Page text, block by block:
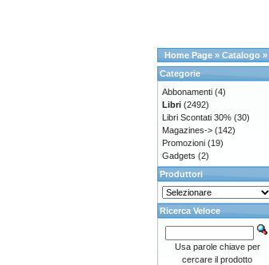
Home Page » Catalogo »
Categorie
Abbonamenti (4)
Libri (2492)
Libri Scontati 30% (30)
Magazines-> (142)
Promozioni (19)
Gadgets (2)
Produttori
Ricerca Veloce
Usa parole chiave per
cercare il prodotto